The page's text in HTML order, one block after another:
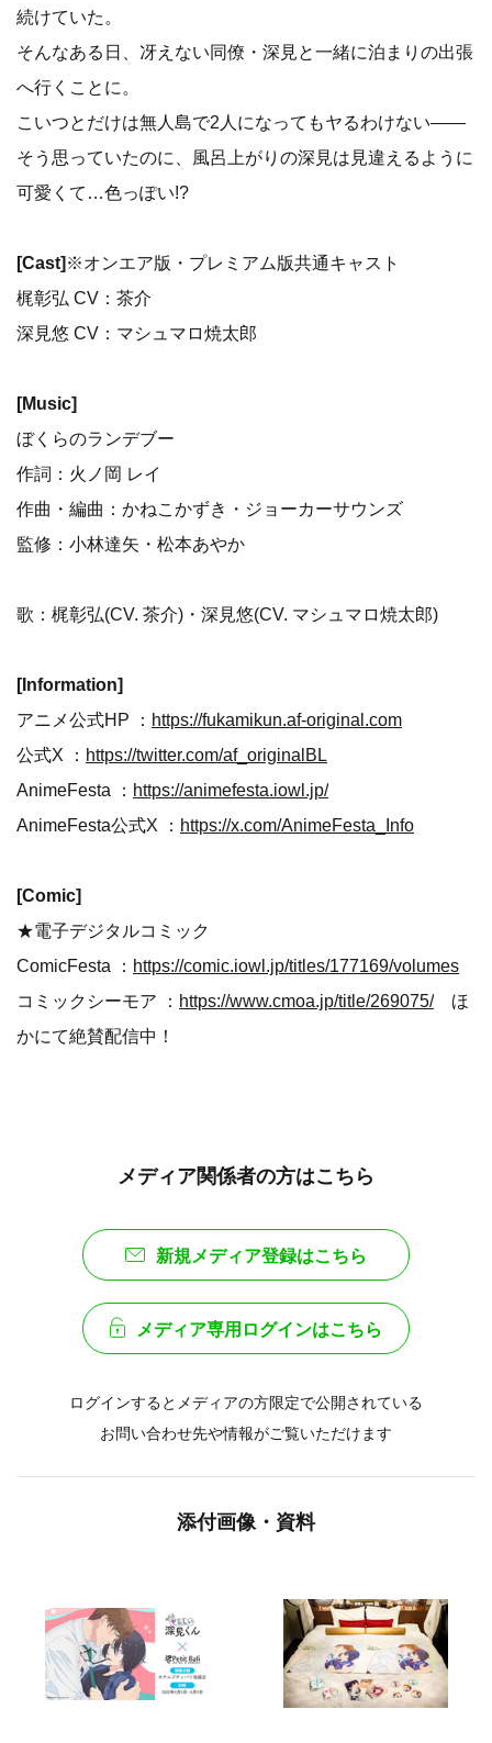
続けていた。
そんなある日、冴えない同僚・深見と一緒に泊まりの出張
へ行くことに。
こいつとだけは無人島で2人になってもヤるわけない――
そう思っていたのに、風呂上がりの深見は見違えるように
可愛くて…色っぽい!?
[Cast]※オンエア版・プレミアム版共通キャスト
梶彰弘 CV：茶介
深見悠 CV：マシュマロ焼太郎
[Music]
ぼくらのランデブー
作詞：火ノ岡 レイ
作曲・編曲：かねこかずき・ジョーカーサウンズ
監修：小林達矢・松本あやか
歌：梶彰弘(CV. 茶介)・深見悠(CV. マシュマロ焼太郎)
[Information]
アニメ公式HP ： https://fukamikun.af-original.com
公式X ： https://twitter.com/af_originalBL
AnimeFesta ： https://animefesta.iowl.jp/
AnimeFesta公式X ： https://x.com/AnimeFesta_Info
[Comic]
★電子デジタルコミック
ComicFesta ： https://comic.iowl.jp/titles/177169/volumes
コミックシーモア ： https://www.cmoa.jp/title/269075/ ほ
かにて絶賛配信中！
メディア関係者の方はこちら
新規メディア登録はこちら
メディア専用ログインはこちら
ログインするとメディアの方限定で公開されている
お問い合わせ先や情報がご覧いただけます
添付画像・資料